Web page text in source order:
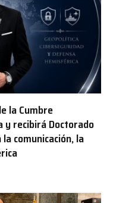
la Cumbre
y recibirá Doctorado
comunicación, la